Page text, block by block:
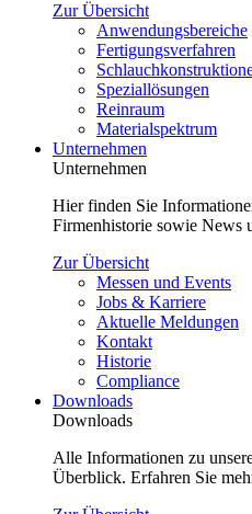
Zur Übersicht
Anwendungsbereiche
Fertigungsverfahren
Speziallösungen
Reinraum
Materialspektrum
Unternehmen
Unternehmen
Hier finden Sie
Firmenhistorie sowie News
Zur Übersicht
Messen und Events
Jobs & Karriere
Aktuelle Meldungen
Kontakt
Historie
Compliance
Downloads
Downloads
Alle Informationen zu
Überblick. Erfahren Sie